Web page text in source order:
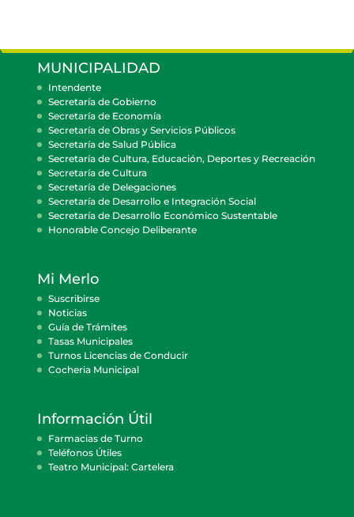
MUNICIPALIDAD
Intendente
Secretaría de Gobierno
Secretaría de Economía
Secretaría de Obras y Servicios Públicos
Secretaría de Salud Pública
Secretaría de Cultura, Educación, Deportes y Recreación
Secretaría de Cultura
Secretaría de Delegaciones
Secretaría de Desarrollo e Integración Social
Secretaría de Desarrollo Económico Sustentable
Honorable Concejo Deliberante
Mi Merlo
Suscribirse
Noticias
Guía de Trámites
Tasas Municipales
Turnos Licencias de Conducir
Cocheria Municipal
Información Útil
Farmacias de Turno
Teléfonos Útiles
Teatro Municipal: Cartelera